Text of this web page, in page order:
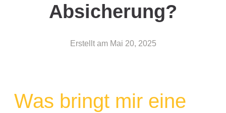
Absicherung?
Erstellt am Mai 20, 2025
Was bringt mir eine